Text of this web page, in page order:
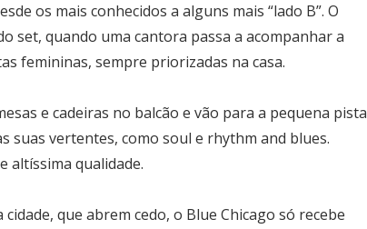
os mais conhecidos a alguns mais “lado B”. O
set, quando uma cantora passa a acompanhar a
femininas, sempre priorizadas na casa.
e cadeiras no balcão e vão para a pequena pista
suas vertentes, como soul e rhythm and blues.
altíssima qualidade.
que abrem cedo, o Blue Chicago só recebe